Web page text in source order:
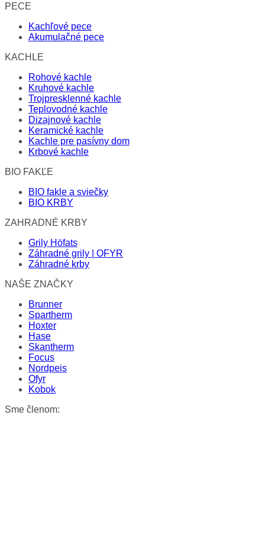
PECE
Kachľové pece
Akumulačné pece
KACHLE
Rohové kachle
Kruhové kachle
Trojpresklenné kachle
Teplovodné kachle
Dizajnové kachle
Keramické kachle
Kachle pre pasívny dom
Krbové kachle
BIO FAKĽE
BIO fakle a sviečky
BIO KRBY
ZAHRADNÉ KRBY
Grily Höfats
Záhradné grily | OFYR
Záhradné krby
NAŠE ZNAČKY
Brunner
Spartherm
Hoxter
Hase
Skantherm
Focus
Nordpeis
Ofyr
Kobok
Sme členom: